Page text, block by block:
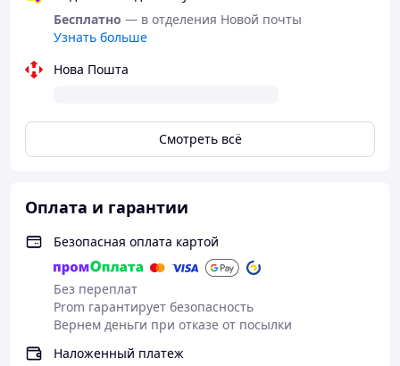
Бесплатно — в отделения Новой почты
Узнать больше
Нова Пошта
Смотреть всё
Оплата и гарантии
Безопасная оплата картой
Без переплат
Prom гарантирует безопасность
Вернем деньги при отказе от посылки
Наложенный платеж